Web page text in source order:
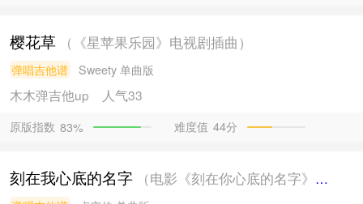
樱花草 （《星苹果乐园》电视剧插曲）
弹唱吉他谱 Sweety 单曲版
木木弹吉他up 人气33
原版指数 83% 难度值 44分
刻在我心底的名字 （电影《刻在你心底的名字》主题曲）